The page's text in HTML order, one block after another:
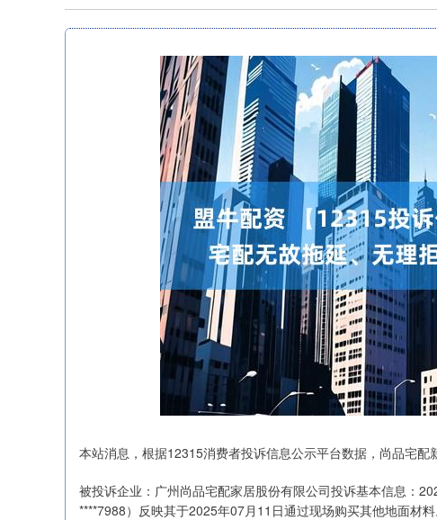
本站消息，根据12315消费者投诉信息公示平台数据，尚品宅配
被投诉企业：广州尚品宅配家居股份有限公司投诉基本信息：
****7988）反映其于2025年07月11日通过现场购买其他地面材